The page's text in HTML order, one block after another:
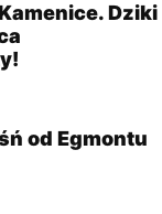
Dziki
od Egmontu